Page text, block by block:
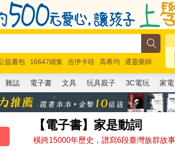
益書包 16647續集 吉伊卡哇 高希均
通靈藥師
斯克 玩具總動員5 超慢跑
雜誌 電子書 文具 玩具親子 3C電玩 家電
【電子書】家是動詞
橫跨15000年歷史，譜寫6段臺灣族群故